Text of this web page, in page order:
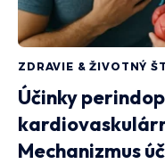
ZDRAVIE & ŽIVOTNÝ
Účinky
Mechanizmus